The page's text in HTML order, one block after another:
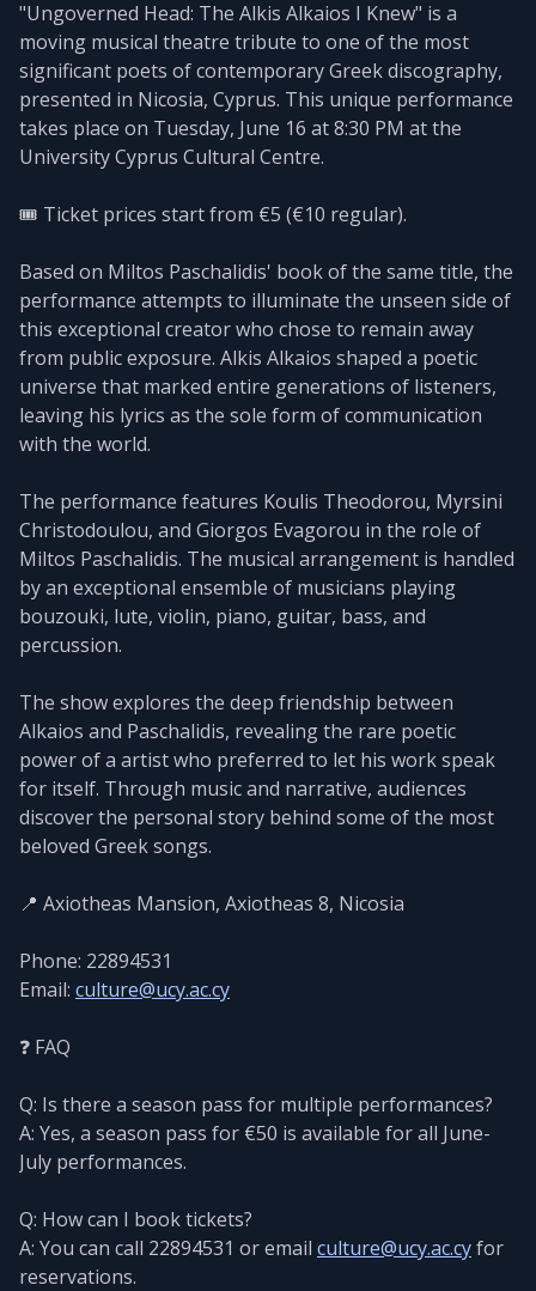
"Ungoverned Head: The Alkis Alkaios I Knew" is a
moving musical theatre tribute to one of the most
significant poets of contemporary Greek discography,
presented in Nicosia, Cyprus. This unique performance
takes place on Tuesday, June 16 at 8:30 PM at the
University Cyprus Cultural Centre.
🎟️ Ticket prices start from €5 (€10 regular).
Based on Miltos Paschalidis' book of the same title, the
performance attempts to illuminate the unseen side of
this exceptional creator who chose to remain away
from public exposure. Alkis Alkaios shaped a poetic
universe that marked entire generations of listeners,
leaving his lyrics as the sole form of communication
with the world.
The performance features Koulis Theodorou, Myrsini
Christodoulou, and Giorgos Evagorou in the role of
Miltos Paschalidis. The musical arrangement is handled
by an exceptional ensemble of musicians playing
bouzouki, lute, violin, piano, guitar, bass, and
percussion.
The show explores the deep friendship between
Alkaios and Paschalidis, revealing the rare poetic
power of a artist who preferred to let his work speak
for itself. Through music and narrative, audiences
discover the personal story behind some of the most
beloved Greek songs.
📍 Axiotheas Mansion, Axiotheas 8, Nicosia
Phone: 22894531
Email: culture@ucy.ac.cy
❓ FAQ
Q: Is there a season pass for multiple performances?
A: Yes, a season pass for €50 is available for all June-
July performances.
Q: How can I book tickets?
A: You can call 22894531 or email culture@ucy.ac.cyfor
reservations.